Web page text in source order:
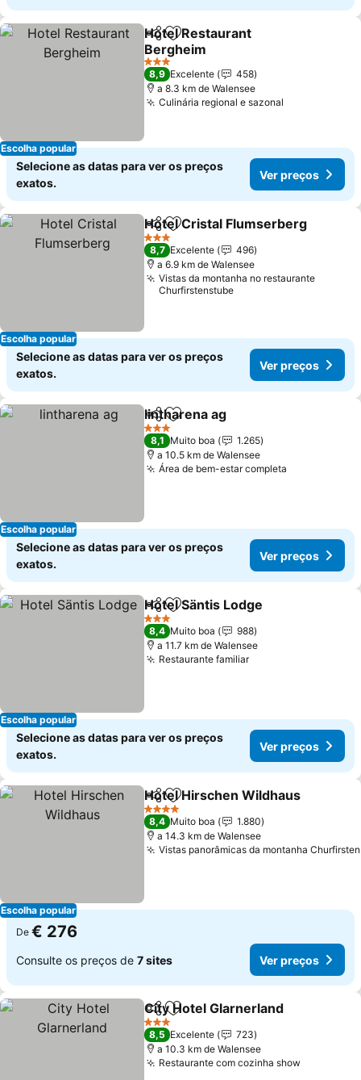
Escolha popular
PartilharAdicionar aos favoritos
Hotel Restaurant
Bergheim
Ver preços
3 Estrelas
8,9 Excelente
458
a 8.3 km de Walensee
Culinária regional e sazonal
Selecione as datas para ver os preços
exatos.
Ver preços
Escolha popular
PartilharAdicionar aos favoritos
Hotel Cristal Flumserberg
3 Estrelas
8,7 Excelente
496
a 6.9 km de Walensee
Vistas da montanha no restaurante
Churfirstenstube
Selecione as datas para ver os preços
exatos.
Ver preços
Escolha popular
PartilharAdicionar aos favoritos
lintharena ag
3 Estrelas
8,1 Muito boa
1.265
a 10.5 km de Walensee
Área de bem-estar completa
Selecione as datas para ver os preços
exatos.
Ver preços
Escolha popular
PartilharAdicionar aos favoritos
Hotel Säntis Lodge
3 Estrelas
8,4 Muito boa
988
a 11.7 km de Walensee
Restaurante familiarVer preços
Selecione as datas para ver os preços
exatos.
Ver preços
Escolha popular
PartilharAdicionar aos favoritos
Hotel Hirschen Wildhaus
4 Estrelas
8,4 Muito boa
1.880
a 14.3 km de Walensee
Vistas panorâmicas da montanha Churfirsten
De € 276
Consulte os preços de 7 sites Ver preços
PartilharAdicionar aos favoritos
City Hotel Glarnerland
3 Estrelas
8,5 Excelente
723
a 10.3 km de Walensee
Restaurante com cozinha showVer